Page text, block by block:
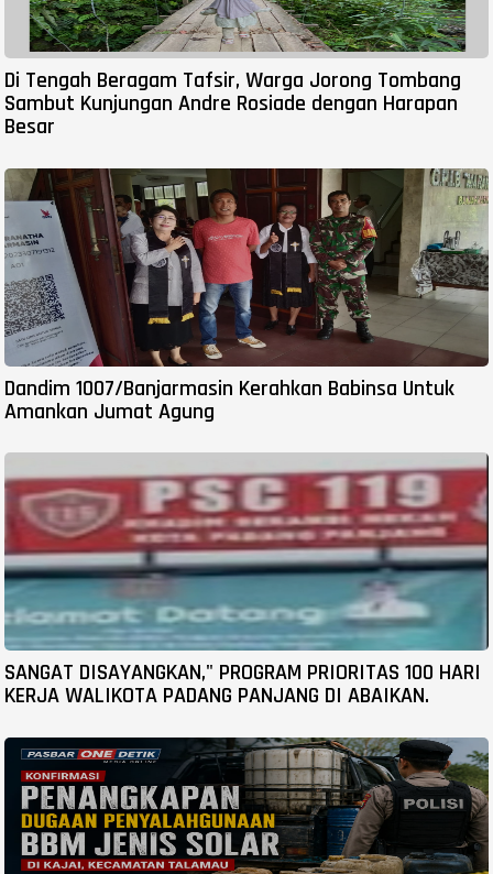
Di Tengah Beragam Tafsir, Warga Jorong Tombang
Sambut Kunjungan Andre Rosiade dengan Harapan
Besar
Dandim 1007/Banjarmasin Kerahkan Babinsa Untuk
Amankan Jumat Agung
SANGAT DISAYANGKAN," PROGRAM PRIORITAS 100 HARI
KERJA WALIKOTA PADANG PANJANG DI ABAIKAN.